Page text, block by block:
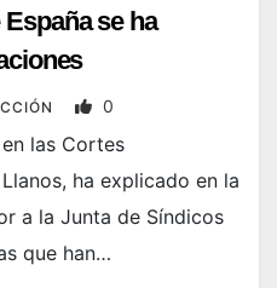
se ha
0
las Cortes
ha explicado en la
a la Junta de Síndicos
que han…